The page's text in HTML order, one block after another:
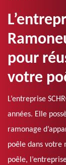
pour
votre
L’entreprise
années. Elle
ramonage
poêle dans votre
poêle,